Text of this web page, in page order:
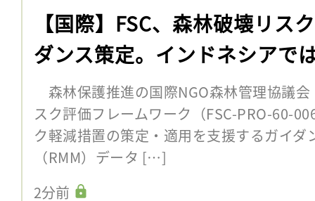
【国際】FSC、森林破壊リス
ダンス策定。インドネシアで
森林保護推進の国際NGO森林管理協議会
スク評価フレームワーク（FSC-PRO-60-
ク軽減措置の策定・適用を支援するガイダ
（RMM）データ […]
2分前